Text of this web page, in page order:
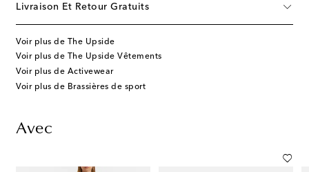
Livraison Et Retour Gratuits
Voir plus de The Upside
Voir plus de The Upside Vêtements
Voir plus de Activewear
Voir plus de Brassières de sport
Avec